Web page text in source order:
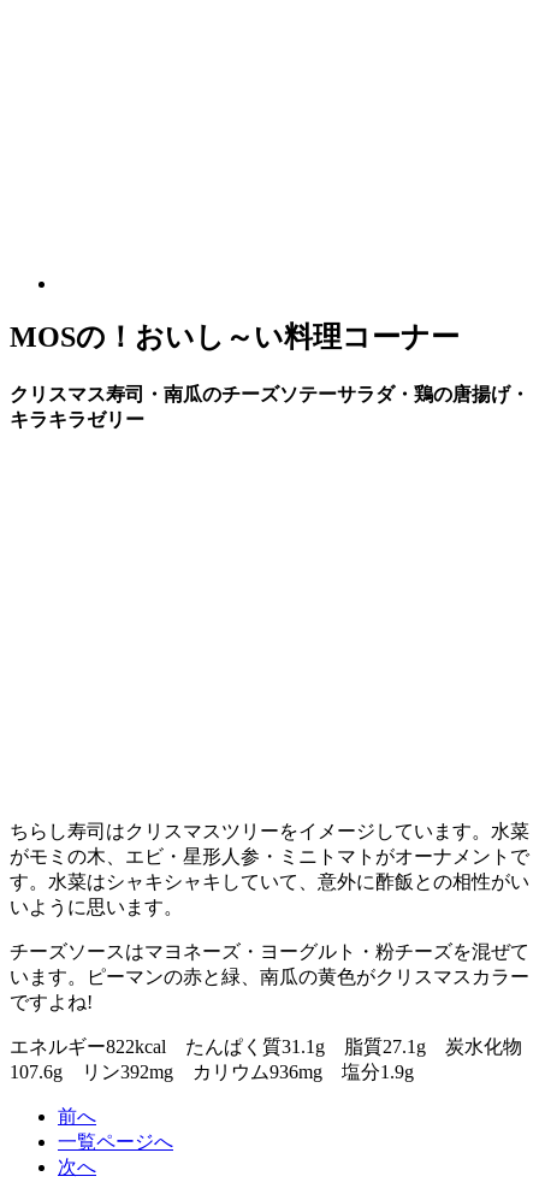
MOSの！おいし～い料理コーナー
クリスマス寿司・南瓜のチーズソテーサラダ・鶏の唐揚げ・
キラキラゼリー
ちらし寿司はクリスマスツリーをイメージしています。水菜
がモミの木、エビ・星形人参・ミニトマトがオーナメントで
す。水菜はシャキシャキしていて、意外に酢飯との相性がい
いように思います。
チーズソースはマヨネーズ・ヨーグルト・粉チーズを混ぜて
います。ピーマンの赤と緑、南瓜の黄色がクリスマスカラー
ですよね!
エネルギー822kcal たんぱく質31.1g 脂質27.1g 炭水化物
107.6g リン392mg カリウム936mg 塩分1.9g
前へ
一覧ページへ
次へ